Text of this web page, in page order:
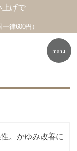
上げで
律600円）
menu
。かゆみ改善に